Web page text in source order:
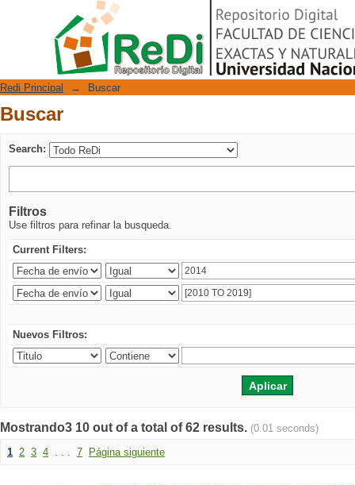
Repositorio Digital
Redi Principal → Buscar
Buscar
Search:
Filtros
Use filtros para refinar la busqueda.
Current Filters:
Nuevos Filtros:
Mostrando3 10 out of a total of 62 results. (0.01 seconds)
1 2 3 4 . . . 7 Página siguiente